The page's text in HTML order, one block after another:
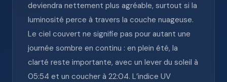
deviendra nettement plus agréable, surtout si la
luminosité perce à travers la couche nuageuse.
Le ciel couvert ne signifie pas pour autant une
journée sombre en continu : en plein été, la
clarté reste importante, avec un lever du soleil à
05:54 et un coucher à 22:04. L’indice UV